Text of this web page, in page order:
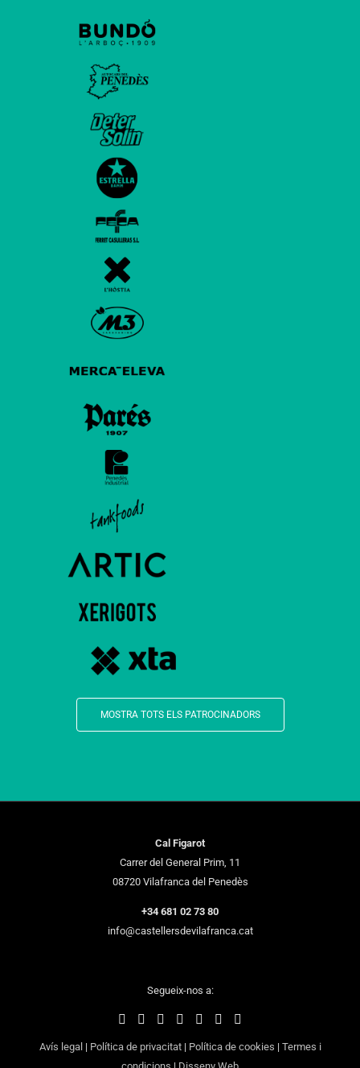
MOSTRA TOTS ELS PATROCINADORS
Cal Figarot
Carrer del General Prim, 11
08720 Vilafranca del Penedès
+34 681 02 73 80
info@castellersdevilafranca.cat
Segueix-nos a:
Avís legal | Política de privacitat| Política de cookies | Termes i